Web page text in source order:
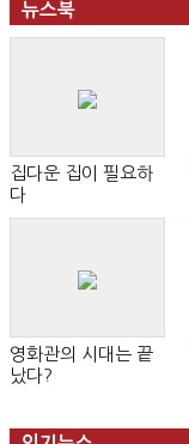
뉴스북
집다운 집이 필요하
다
영화관의 시대는 끝
났다?